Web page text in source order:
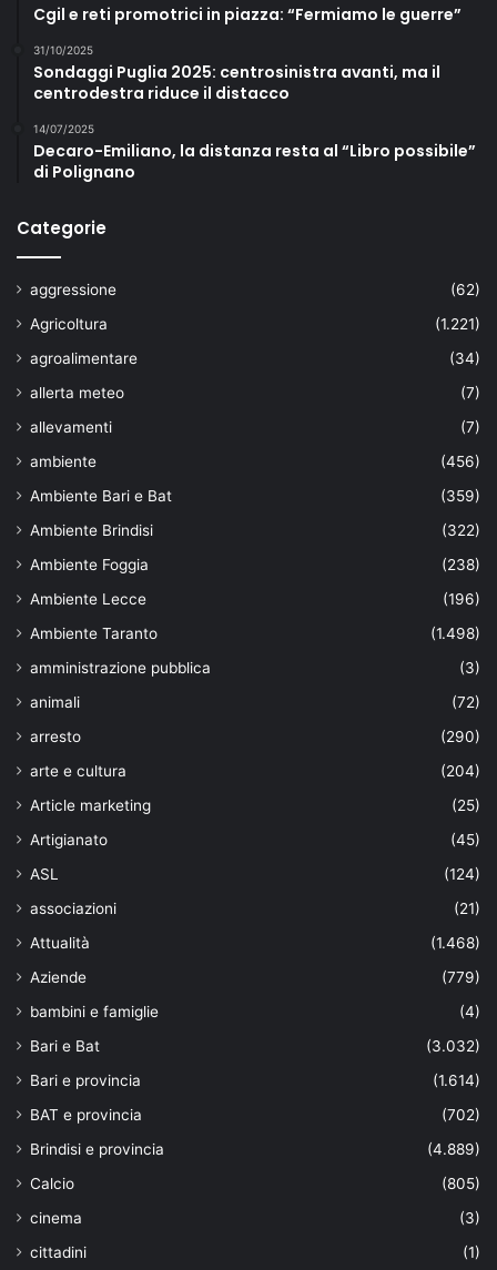
Cgil e reti promotrici in piazza: “Fermiamo le guerre”
31/10/2025
Sondaggi Puglia 2025: centrosinistra avanti, ma il
centrodestra riduce il distacco
14/07/2025
Decaro-Emiliano, la distanza resta al “Libro possibile”
di Polignano
Categorie
aggressione
(62)
Agricoltura
(1.221)
agroalimentare
(34)
allerta meteo
(7)
allevamenti
(7)
ambiente
(456)
Ambiente Bari e Bat
(359)
Ambiente Brindisi
(322)
Ambiente Foggia
(238)
Ambiente Lecce
(196)
Ambiente Taranto
(1.498)
amministrazione pubblica
(3)
animali
(72)
arresto
(290)
arte e cultura
(204)
Article marketing
(25)
Artigianato
(45)
ASL
(124)
associazioni
(21)
Attualità
(1.468)
Aziende
(779)
bambini e famiglie
(4)
Bari e Bat
(3.032)
Bari e provincia
(1.614)
BAT e provincia
(702)
Brindisi e provincia
(4.889)
Calcio
(805)
cinema
(3)
cittadini
(1)